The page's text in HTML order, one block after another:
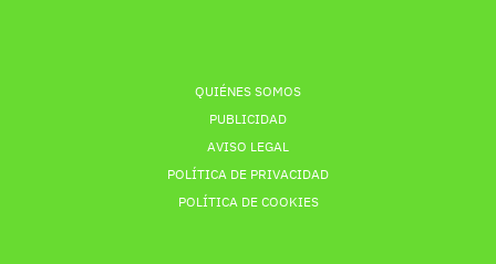
QUIÉNES SOMOS
PUBLICIDAD
AVISO LEGAL
POLÍTICA DE PRIVACIDAD
POLÍTICA DE COOKIES